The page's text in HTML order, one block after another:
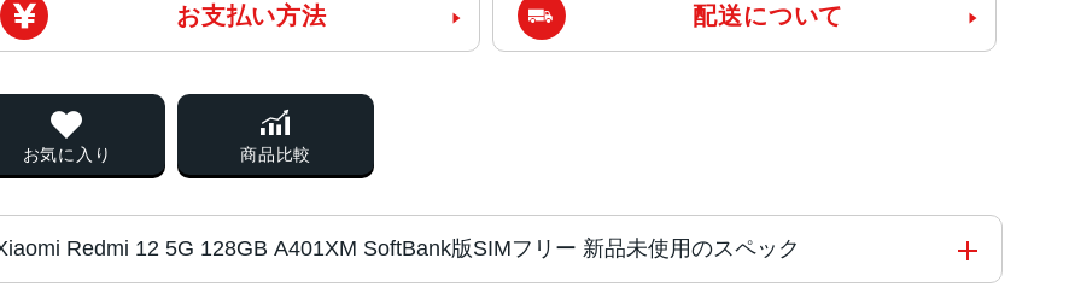
お支払い方法 配送について
お気に入り 商品比較
Redmi 12 5G 128GB A401XM SoftBank版SIMフリー 新品未使用のスペック